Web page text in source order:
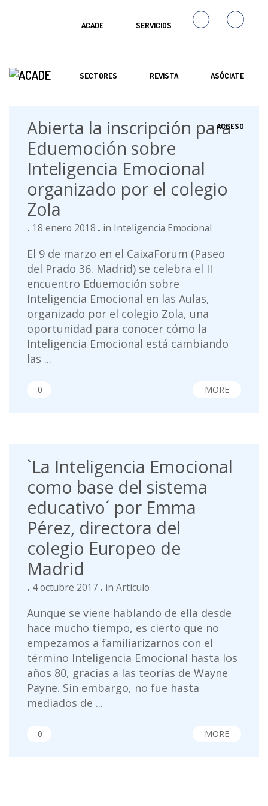
ACADE SERVICIOS
SECTORES REVISTA ASÓCIATE
ACCESO
Abierta la inscripción para
Eduemoción sobre
Inteligencia Emocional
organizado por el colegio
Zola
18 enero 2018 in Inteligencia Emocional
El 9 de marzo en el CaixaForum (Paseo
del Prado 36. Madrid) se celebra el II
encuentro Eduemoción sobre
Inteligencia Emocional en las Aulas,
organizado por el colegio Zola, una
oportunidad para conocer cómo la
Inteligencia Emocional está cambiando
las ...
0 MORE
`La Inteligencia Emocional
como base del sistema
educativo´ por Emma
Pérez, directora del
colegio Europeo de
Madrid
4 octubre 2017 in Artículo
Aunque se viene hablando de ella desde
hace mucho tiempo, es cierto que no
empezamos a familiarizarnos con el
término Inteligencia Emocional hasta los
años 80, gracias a las teorías de Wayne
Payne. Sin embargo, no fue hasta
mediados de ...
0 MORE